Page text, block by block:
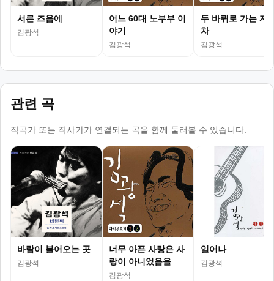
서른 즈음에
김광석
어느 60대 노부부 이
야기
김광석
두 바퀴로 가는 자
차
김광석
관련 곡
작곡가 또는 작사가가 연결되는 곡을 함께 둘러볼 수 있습니다.
바람이 불어오는 곳
김광석
너무 아픈 사랑은 사
랑이 아니었음을
(Original)
김광석
일어나
김광석